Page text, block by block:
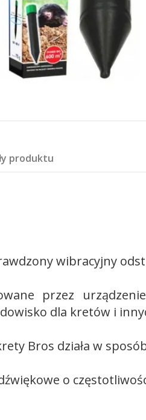
produktu
wibracyjny
przez
dla kretów i
Bros działa w
o